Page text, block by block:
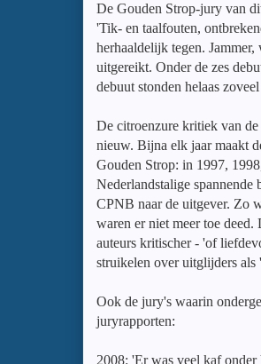
De Gouden Strop-jury van
'Tik- en taalfouten,
herhaaldelijk tegen.
uitgereikt. Onder de zes
debuut stonden helaas
De citroenzure kritiek van
nieuw. Bijna elk jaar maakt
Gouden Strop: in 1997,
Nederlandstalige spannende
CPNB naar de uitgever. Zo
waren er niet meer toe
auteurs kritischer - 'of
struikelen over uitglijders als '
Ook de jury's waarin
juryrapporten:
2008: 'Er was veel kaf onder